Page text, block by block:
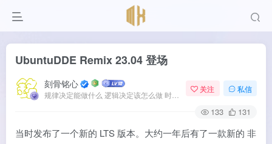
UbuntuDDE Remix 23.04 登场
刻骨铭心
规律决定能做什么 逻辑决定该怎么做 时间决定何时发生
关注 私信
133 131
当时发布了一个新的 LTS 版本。大约一年后有了一款新的 非